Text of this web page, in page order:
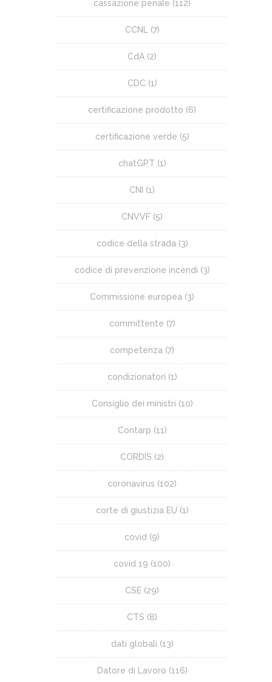
cassazione penale (112)
CCNL (7)
CdA (2)
CDC (1)
certificazione prodotto (6)
certificazione verde (5)
chatGPT (1)
CNI (1)
CNVVF (5)
codice della strada (3)
codice di prevenzione incendi (3)
Commissione europea (3)
committente (7)
competenza (7)
condizionatori (1)
Consiglio dei ministri (10)
Contarp (11)
CORDIS (2)
coronavirus (102)
corte di giustizia EU (1)
covid (9)
covid 19 (100)
CSE (29)
CTS (8)
dati globali (13)
Datore di Lavoro (116)